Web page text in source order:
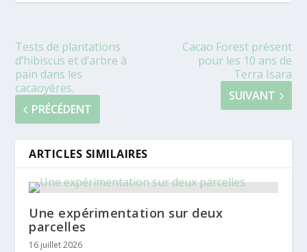
Tests de plantations
d’hibiscus et d’arbre à
pain dans les
cacaoyères.
PRÉCÉDENT
Cacao Forest présent
pour les 10 ans de
Terra Isara
SUIVANT
ARTICLES SIMILAIRES
Une expérimentation sur deux
parcelles
16 juillet 2026